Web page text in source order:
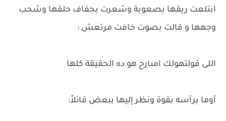
ابتلعت ريقها بصعوبة وشعرت بجفاف حلقها وشحب
وجهها و قالت بصوت خافت مرتعش :
اللى قولتهولك امبارح هو ده الحقيقة كلها
أوما برأسه بقوة ونظر إليها ببعض قائلاً: